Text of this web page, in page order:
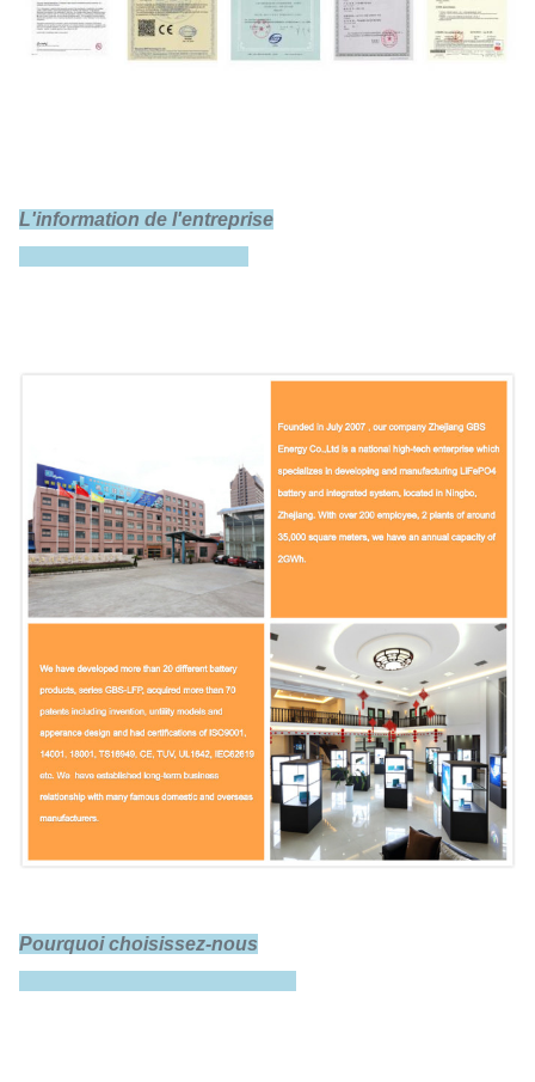
Charge rapide 1C
3.55V
Décharge standard 0.5C
Décharge
L'information de l'entreprise
Pourquoi choisissez-nous